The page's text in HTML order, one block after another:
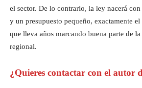
el sector. De lo contrario, la ley nacerá con
y un presupuesto pequeño, exactamente
que lleva años marcando buena parte de
regional.
¿Quieres contactar con el autor